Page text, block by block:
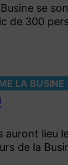
se
de 300
LA BUSINE
auront lieu
de la